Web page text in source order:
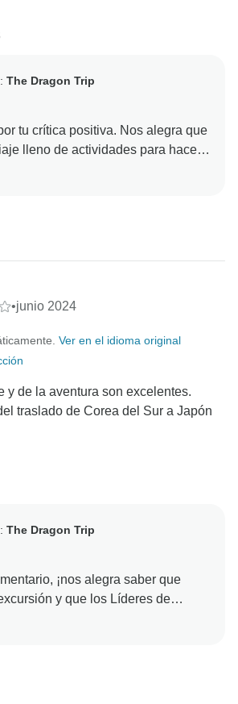
The Dragon Trip
tu crítica positiva. Nos alegra que
lleno de actividades para hacer.
recibir a viajeros en solitario y
•junio 2024
Ver en el idioma original
y de la aventura son excelentes.
traslado de Corea del Sur a Japón
The Dragon Trip
¡nos alegra saber que
y que los Líderes de
excelentes! Agradecemos tus
equipo, no dudes en ponerte en
y hacérnoslo saber.